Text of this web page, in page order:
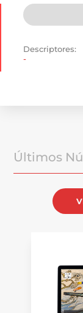
Descriptores:
-
Últimos